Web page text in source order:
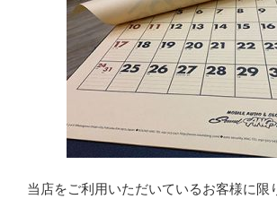
当店をご利用いただいているお客様に限